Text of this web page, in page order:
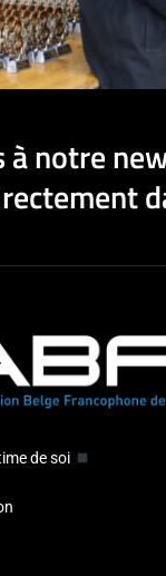
à notre
de soi